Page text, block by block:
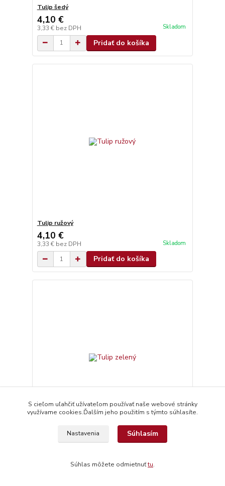
Tulip šedý
4,10 €
3,33 € bez DPH Skladom
Pridať do košíka
Tulip ružový
4,10 €
3,33 € bez DPH Skladom
Pridať do košíka
bez DPH
S cieľom uľahčiť užívateľom používať naše webové stránky
využívame cookies.Ďalším jeho použitím s týmto súhlasíte.
Nastavenia Súhlasím
Súhlas môžete odmietnuťtu.